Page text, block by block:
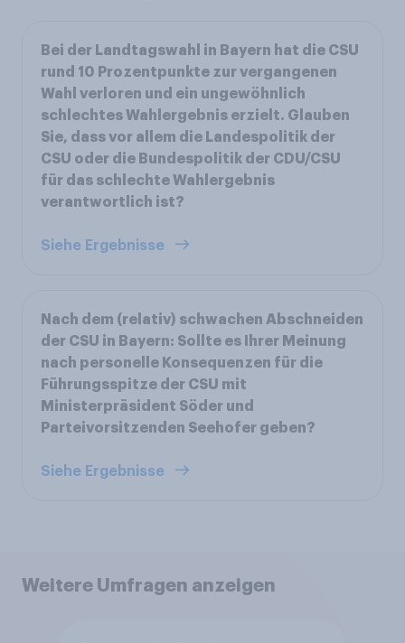
Bei der Landtagswahl in Bayern hat die CSU
rund 10 Prozentpunkte zur vergangenen
Wahl verloren und ein ungewöhnlich
schlechtes Wahlergebnis erzielt. Glauben
Sie, dass vor allem die Landespolitik der
CSU oder die Bundespolitik der CDU/CSU
für das schlechte Wahlergebnis
verantwortlich ist?
Siehe Ergebnisse
Nach dem (relativ) schwachen Abschneiden
der CSU in Bayern: Sollte es Ihrer Meinung
nach personelle Konsequenzen für die
Führungsspitze der CSU mit
Ministerpräsident Söder und
Parteivorsitzenden Seehofer geben?
Siehe Ergebnisse
Weitere Umfragen anzeigen